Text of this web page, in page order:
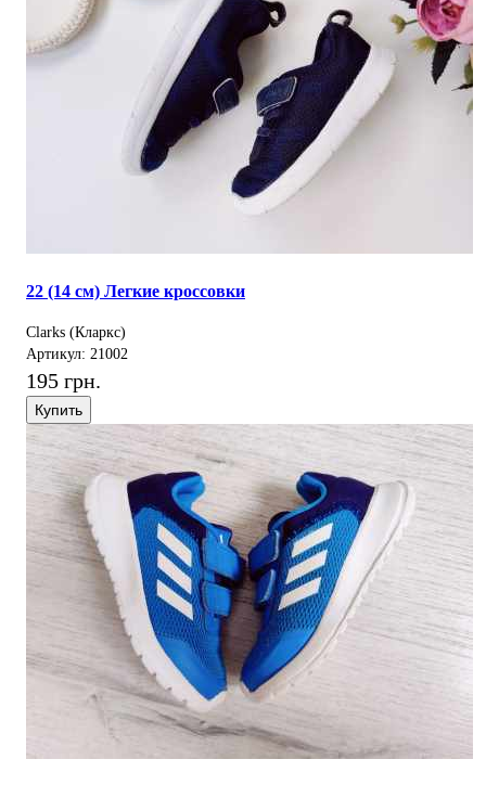
22 (14 см) Легкие кроссовки
Clarks (Кларкс)
Артикул: 21002
195 грн.
Купить